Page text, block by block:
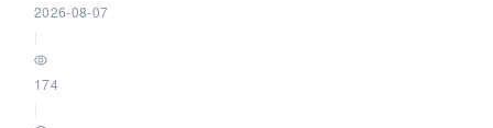
2026-08-07
174